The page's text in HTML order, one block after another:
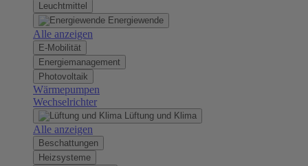
Leuchtmittel
Energiewende
Alle anzeigen
E-Mobilität
Energiemanagement
Photovoltaik
Wärmepumpen
Wechselrichter
Lüftung und Klima
Alle anzeigen
Beschattungen
Heizsysteme